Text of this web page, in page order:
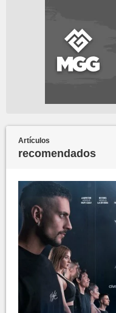
Artículos
recomendados